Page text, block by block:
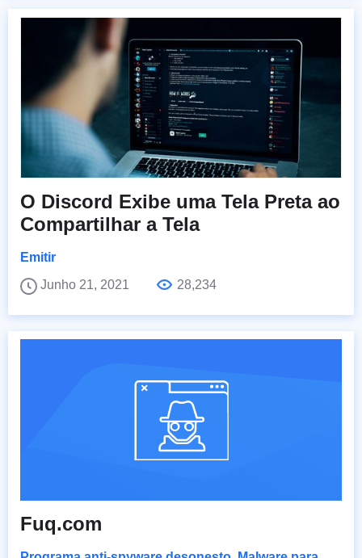
O Discord Exibe uma Tela Preta ao
Compartilhar a Tela
Emitir
Junho 21, 2021
28,234
Fuq.com